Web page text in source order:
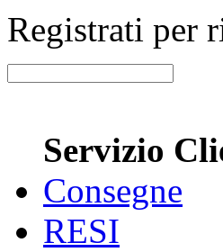
Registrati per
Servizio
Consegne
RESI